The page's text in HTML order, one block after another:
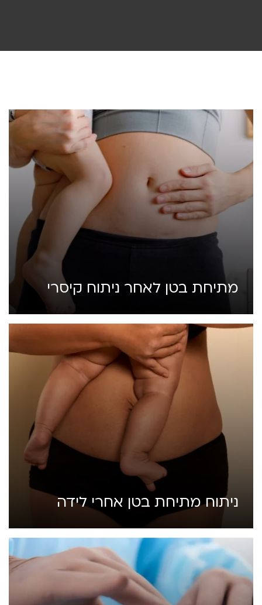
מתיחת בטן לאחר ניתוח קיסרי
ניתוח מתיחת בטן אחרי לידה